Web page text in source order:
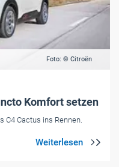
Foto: © Citroën
Komfort setzen
C4 Cactus ins Rennen.